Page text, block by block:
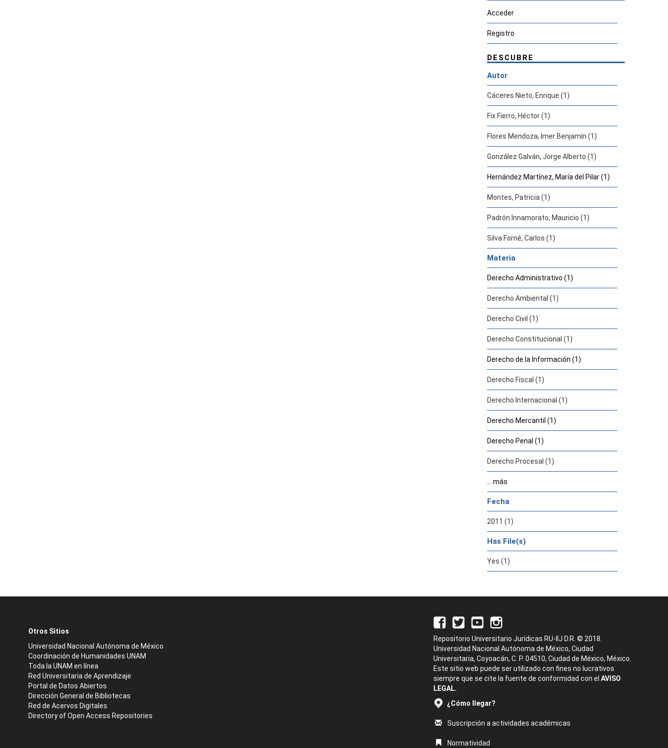
Acceder
Registro
DESCUBRE
Autor
Cáceres Nieto, Enrique (1)
Fix Fierro, Héctor (1)
Flores Mendoza, Imer Benjamín (1)
González Galván, Jorge Alberto (1)
Hernández Martínez, María del Pilar (1)
Montes, Patricia (1)
Padrón Innamorato, Mauricio (1)
Silva Forné, Carlos (1)
Materia
Derecho Administrativo (1)
Derecho Ambiental (1)
Derecho Civil (1)
Derecho Constitucional (1)
Derecho de la Información (1)
Derecho Fiscal (1)
Derecho Internacional (1)
Derecho Mercantil (1)
Derecho Penal (1)
Derecho Procesal (1)
... más
Fecha
2011 (1)
Has File(s)
Yes (1)
Otros Sitios
Universidad Nacional Autónoma de México
Coordinación de Humanidades UNAM
Toda la UNAM en línea
Red Universitaria de Aprendizaje
Portal de Datos Abiertos
Dirección General de Bibliotecas
Red de Acervos Digitales
Directory of Open Access Repositories
Repositorio Universitario Jurídicas RU-IIJ D.R. © 2018.
Universidad Nacional Autónoma de México, Ciudad
Universitaria, Coyoacán, C. P. 04510, Ciudad de México, México.
Este sitio web puede ser utilizado con fines no lucrativos
siempre que se cite la fuente de conformidad con el AVISO
LEGAL.
¿Cómo llegar?
Suscripción a actividades académicas
Normatividad